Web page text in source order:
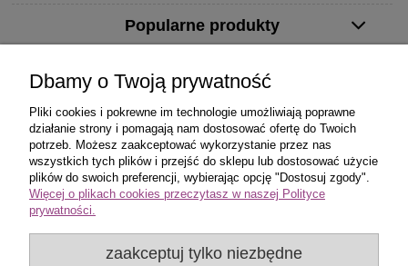
Popularne produkty
Moje konto
Promo Group Rafał Huk
pokaż pełną wersję strony
Dbamy o Twoją prywatność
Pliki cookies i pokrewne im technologie umożliwiają poprawne
działanie strony i pomagają nam dostosować ofertę do Twoich
potrzeb. Możesz zaakceptować wykorzystanie przez nas
wszystkich tych plików i przejść do sklepu lub dostosować użycie
plików do swoich preferencji, wybierając opcję "Dostosuj zgody".
Więcej o plikach cookies przeczytasz w naszej Polityce
prywatności.
zaakceptuj tylko niezbędne